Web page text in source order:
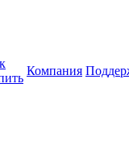
Компания